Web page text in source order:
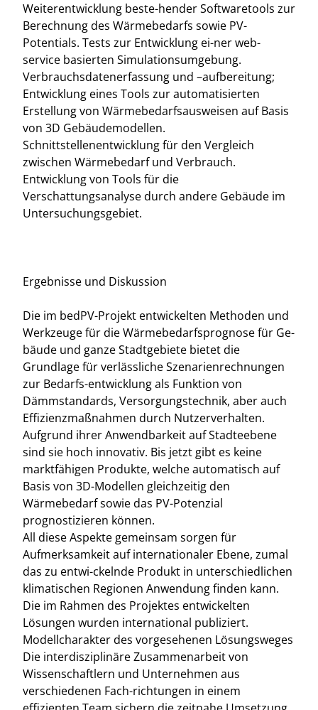
Weiterentwicklung beste-hender Softwaretools zur
Berechnung des Wärmebedarfs sowie PV-
Potentials. Tests zur Entwicklung ei-ner web-
service basierten Simulationsumgebung.
Verbrauchsdatenerfassung und –aufbereitung;
Entwicklung eines Tools zur automatisierten
Erstellung von Wärmebedarfsausweisen auf Basis
von 3D Gebäudemodellen.
Schnittstellenentwicklung für den Vergleich
zwischen Wärmebedarf und Verbrauch.
Entwicklung von Tools für die
Verschattungsanalyse durch andere Gebäude im
Untersuchungsgebiet.
Ergebnisse und Diskussion
Die im bedPV-Projekt entwickelten Methoden und
Werkzeuge für die Wärmebedarfsprognose für Ge-
bäude und ganze Stadtgebiete bietet die
Grundlage für verlässliche Szenarienrechnungen
zur Bedarfs-entwicklung als Funktion von
Dämmstandards, Versorgungstechnik, aber auch
Effizienzmaßnahmen durch Nutzerverhalten.
Aufgrund ihrer Anwendbarkeit auf Stadteebene
sind sie hoch innovativ. Bis jetzt gibt es keine
marktfähigen Produkte, welche automatisch auf
Basis von 3D-Modellen gleichzeitig den
Wärmebedarf sowie das PV-Potenzial
prognostizieren können.
All diese Aspekte gemeinsam sorgen für
Aufmerksamkeit auf internationaler Ebene, zumal
das zu entwi-ckelnde Produkt in unterschiedlichen
klimatischen Regionen Anwendung finden kann.
Die im Rahmen des Projektes entwickelten
Lösungen wurden international publiziert.
Modellcharakter des vorgesehenen Lösungsweges
Die interdisziplinäre Zusammenarbeit von
Wissenschaftlern und Unternehmen aus
verschiedenen Fach-richtungen in einem